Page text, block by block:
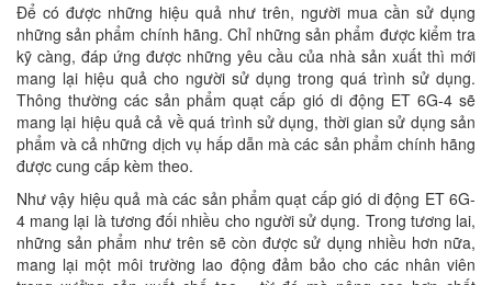
Để có được những hiệu quả như trên, người mua cần sử dụng
những sản phẩm chính hãng. Chỉ những sản phẩm được kiểm tra
kỹ càng, đáp ứng được những yêu cầu của nhà sản xuất thì mới
mang lại hiệu quả cho người sử dụng trong quá trình sử dụng.
Thông thường các sản phẩm quạt cấp gió di động ET 6G-4 sẽ
mang lại hiệu quả cả về quá trình sử dụng, thời gian sử dụng sản
phẩm và cả những dịch vụ hấp dẫn mà các sản phẩm chính hãng
được cung cấp kèm theo.
Như vậy hiệu quả mà các sản phẩm quạt cấp gió di động ET 6G-
4 mang lại là tương đối nhiều cho người sử dụng. Trong tương lai,
những sản phẩm như trên sẽ còn được sử dụng nhiều hơn nữa,
mang lại một môi trường lao động đảm bảo cho các nhân viên